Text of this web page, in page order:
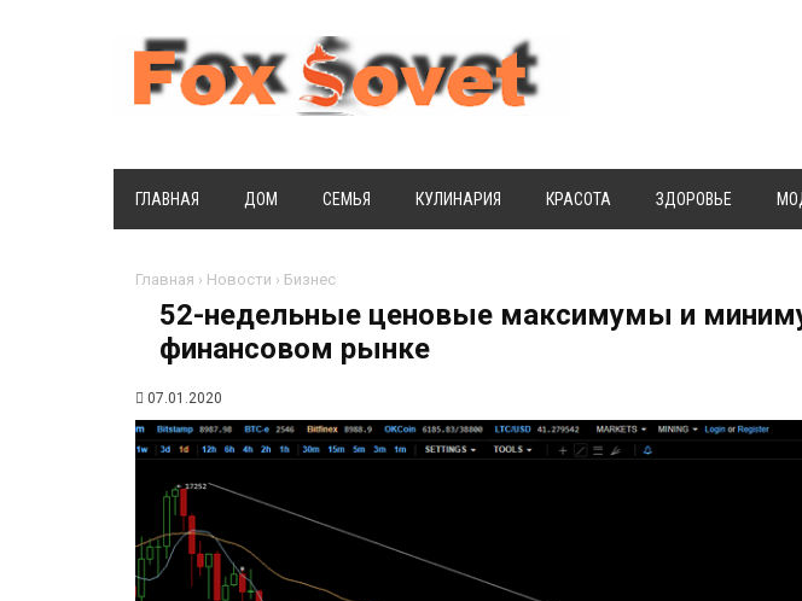
ГЛАВНАЯ ДОМ СЕМЬЯ КУЛИНАРИЯ КРАСОТА ЗДОРОВЬЕ
Главная › Новости › Бизнес
52-недельные ценовые максимумы и
финансовом рынке
07.01.2020